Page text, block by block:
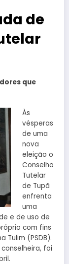
de
que
Às
vésperas
de uma
nova
eleição o
Conselho
Tutelar
de Tupã
enfrenta
uma
e de uso de
com fins
Tulim (PSDB).
foi